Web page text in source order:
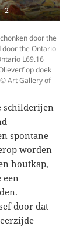
2
door the
door the Ontario
L69.16
op doek
Art Gallery of
schilderijen
spontane
worden
houtkap,
een
door dat